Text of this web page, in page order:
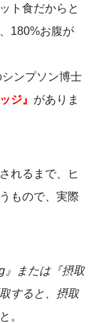
ト食だからと
180%お腹が
ンプソン博士
ジ』 がありま
れるまで、ヒ
もので、実際
』または『摂取
すると、摂取
。